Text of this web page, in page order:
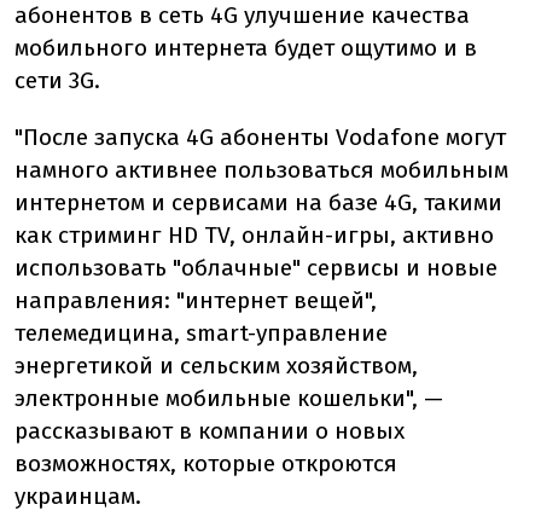
абонентов в сеть 4G улучшение качества
мобильного интернета будет ощутимо и в
сети 3G.
"После запуска 4G абоненты Vodafone могут
намного активнее пользоваться мобильным
интернетом и сервисами на базе 4G, такими
как стриминг HD TV, онлайн-игры, активно
использовать "облачные" сервисы и новые
направления: "интернет вещей",
телемедицина, smart-управление
энергетикой и сельским хозяйством,
электронные мобильные кошельки", —
рассказывают в компании о новых
возможностях, которые откроются
украинцам.